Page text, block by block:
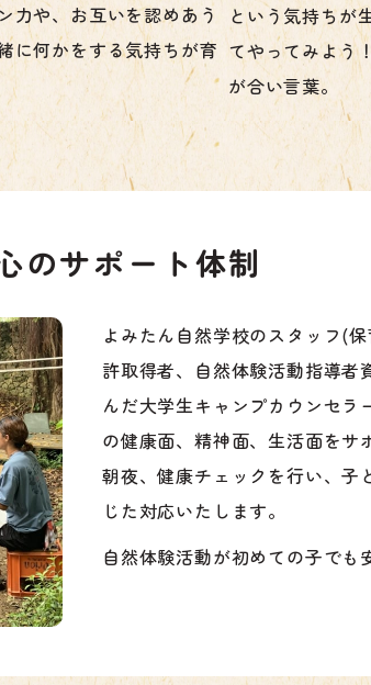
力や、お互いを認めあう
に何かをする気持ちが育
という気持ちが
てやってみよう
が合い言葉。
のサポート体制
よみたん自然学校のスタッフ(
許取得者、自然体験活動指導者
んだ大学生キャンプカウンセラ
の健康面、精神面、生活面をサ
朝夜、健康チェックを行い、子
じた対応いたします。
自然体験活動が初めての子でも